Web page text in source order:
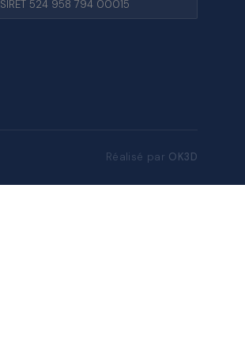
SIRET 524 958 794 00015
Réalisé par OK3D